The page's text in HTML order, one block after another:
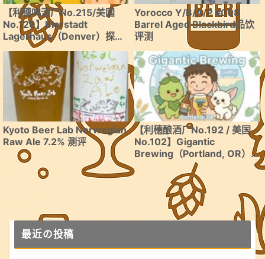
【利穗啤酒厂No.215/美国
No.129】Bierstadt
Lagerhaus（Denver）探访
Yorocco Y/B/A/P #008
Barrel Aged Blackbird品饮
评测
Kyoto Beer Lab Norwegian
Raw Ale 7.2% 测评
【利穗酿酒厂No.192 / 美国
No.102】Gigantic
Brewing（Portland, OR）
｜奶油IPA的先驱！波特兰必
访的IPA专业酿酒厂
最近の投稿